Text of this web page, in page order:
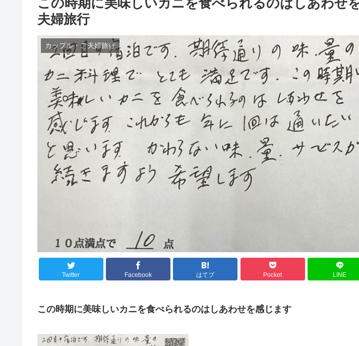
夫婦旅行
カップル・ご夫婦旅行
Twitter Facebook はてブ Pocket LINE
この時期に美味しいカニを食べられるのはしあわせを感じます